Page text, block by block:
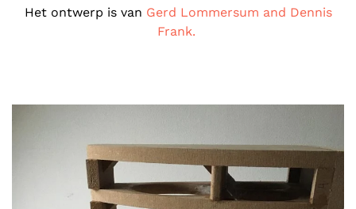
Het ontwerp is van Gerd Lommersum and Dennis
Frank.